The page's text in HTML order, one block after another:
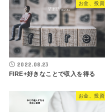
お金、投資
2022.08.23
FIRE+好きなことで収入を得る
お金、投資